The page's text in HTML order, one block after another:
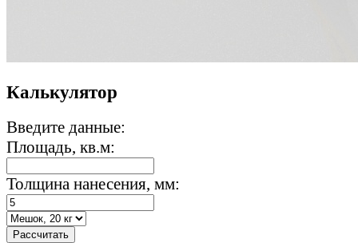
Калькулятор
Введите данные:
Площадь, кв.м:
Толщина нанесения, мм:
Рассчитать